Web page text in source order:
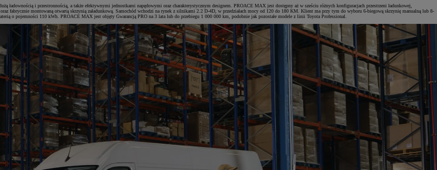
i przestronnością, a także efektywnymi jednostkami napędowymi oraz charakterystycznym designem. PROACE MAX jest dostępny aż w sześciu różnych konfiguracjach przestrzeni ładunkowej,
fabrycznie montowaną otwartą skrzynią załadunkową. Samochód wchodzi na rynek z silnikami 2.2 D-4D, w przedziałach mocy od 120 do 180 KM. Klient ma przy tym do wyboru 6-biegową skrzynię manualną lub 8-
o pojemności 110 kWh. PROACE MAX jest objęty Gwarancją PRO na 3 lata lub do przebiegu 1 000 000 km, podobnie jak pozostałe modele z linii Toyota Professional.